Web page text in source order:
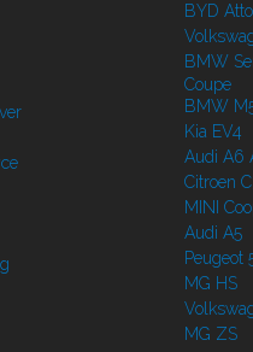
BYD
BMW
Coupe
BMW
Kia EV4
Audi A6
Citroen
MINI
Audi A5
Peugeot
MG HS
MG ZS